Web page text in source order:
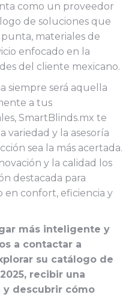
como un proveedor
de soluciones que
materiales de
enfocado en la
del cliente mexicano.
siempre será aquella
a tus
SmartBlinds.mx te
variedad y la asesoría
sea la más acertada.
y la calidad los
destacada para
en confort, eficiencia y
más inteligente y
a contactar a
su catálogo de
recibir una
y descubrir cómo